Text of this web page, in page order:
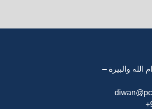
- رام الله والبيرة –